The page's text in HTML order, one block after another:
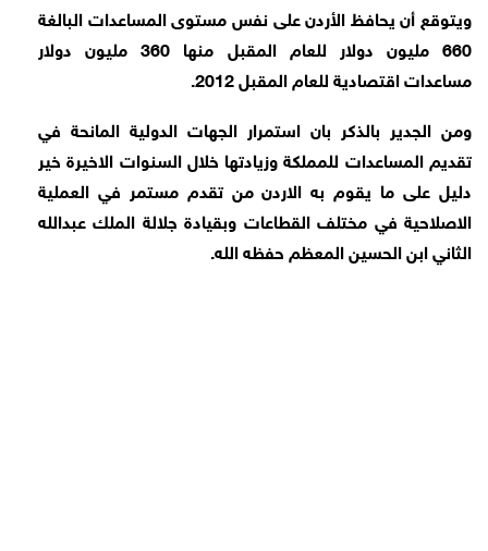
ويتوقع أن يحافظ الأردن على نفس مستوى المساعدات البالغة
660 مليون دولار للعام المقبل منها 360 مليون دولار
مساعدات اقتصادية للعام المقبل 2012.
ومن الجدير بالذكر بان استمرار الجهات الدولية المانحة في
تقديم المساعدات للمملكة وزيادتها خلال السنوات الاخيرة خير
دليل على ما يقوم به الاردن من تقدم مستمر في العملية
الاصلاحية في مختلف القطاعات وبقيادة جلالة الملك عبدالله
الثاني ابن الحسين المعظم حفظه الله.